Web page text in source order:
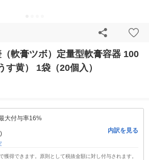
軟膏ツボ）定量型軟膏容器 100
す黄） 1袋（20個入）
大付与率16%
内訳を見る
獲得できます。原則として税抜金額に対し付与されます。